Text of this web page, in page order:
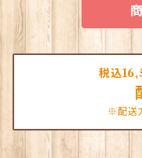
税込
※配送